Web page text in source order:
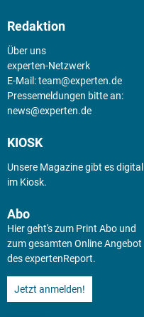
Redaktion
Über uns
experten-Netzwerk
E-Mail:team@experten.de
Pressemeldungen bitte an:
news@experten.de
KIOSK
Unsere Magazine gibt es digital
im Kiosk.
Abo
Hier geht's zum Print Abo und
zum gesamten Online Angebot
des expertenReport.
Jetzt anmelden!